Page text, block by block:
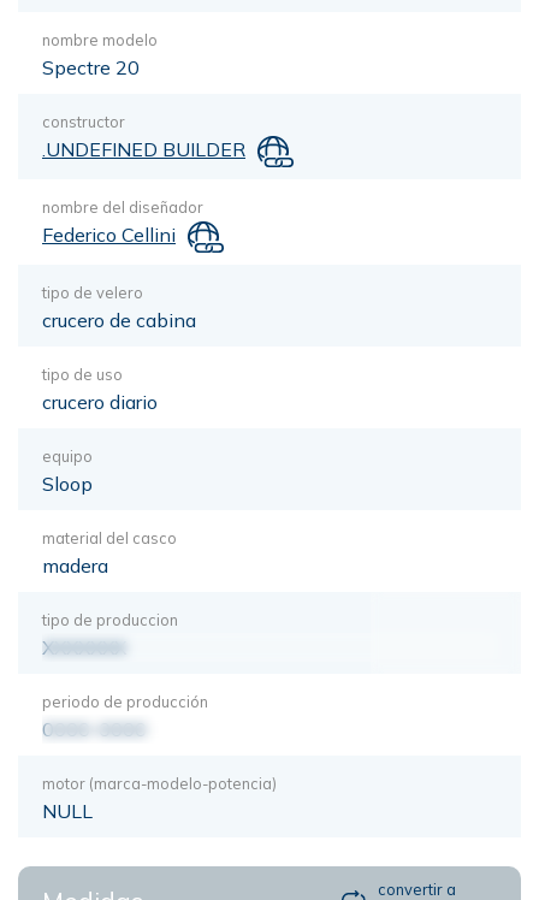
nombre modelo
Spectre 20
constructor
.UNDEFINED BUILDER
nombre del diseñador
Federico Cellini
tipo de velero
crucero de cabina
tipo de uso
crucero diario
equipo
Sloop
material del casco
madera
tipo de produccion
XXXXXXX
periodo de producción
0000-0000
motor (marca-modelo-potencia)
NULL
convertir a